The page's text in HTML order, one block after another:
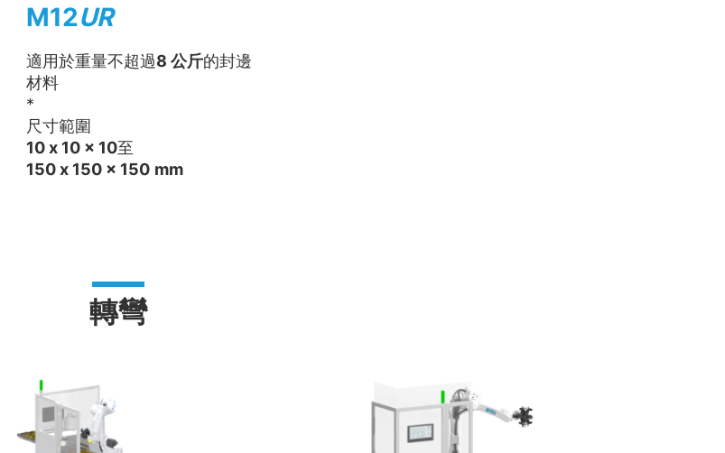
M12UR
適用於重量不超過8 公斤的封邊
材料
*
尺寸範圍
10 x 10 x 10至
150 x 150 x 150 mm
轉彎